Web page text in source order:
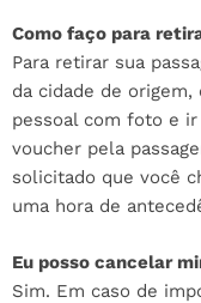
Como faço para
Para retirar sua
da cidade de
pessoal com foto e
voucher pela
solicitado que você
uma hora de
Eu posso cancelar
Sim. Em caso de